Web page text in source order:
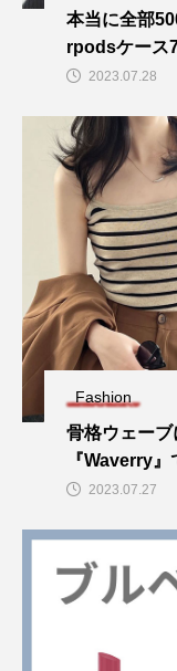
本当に全部
rpodsケース7
2023.07.28
Fashion
骨格ウェー
『Waverry
2023.07.27